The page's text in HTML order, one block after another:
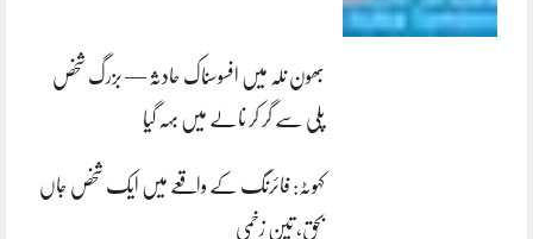
بھون نلہ میں افسوسناک حادثہ — بزرگ شخص
پلی سے گر کر نالے میں بہہ گیا
کہوٹہ: فائرنگ کے واقعے میں ایک شخص جاں
بحق، تین زخمی